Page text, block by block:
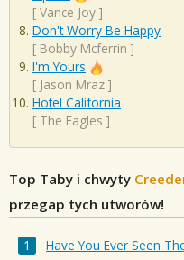
[ Vance Joy ]
Don't Worry Be Happy
[ Bobby Mcferrin ]
I'm Yours
[ Jason Mraz ]
Hotel California
[ The Eagles ]
Top Taby i chwyty
przegap tych utworów!
Have You Ever Seen